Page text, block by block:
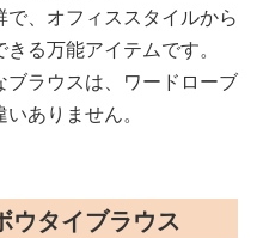
、オフィススタイルから
る万能アイテムです。
ラウスは、ワードローブ
ありません。
ウタイブラウス